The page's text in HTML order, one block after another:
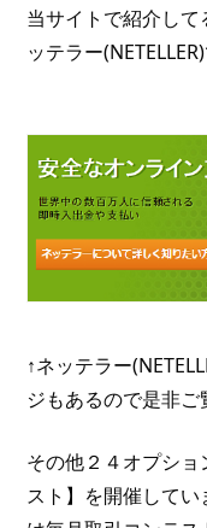
当サイトで紹介し
ッテラー
↑ネッテラー
ジもあるので是非ご
その他２４オプシ
スト】を開催して